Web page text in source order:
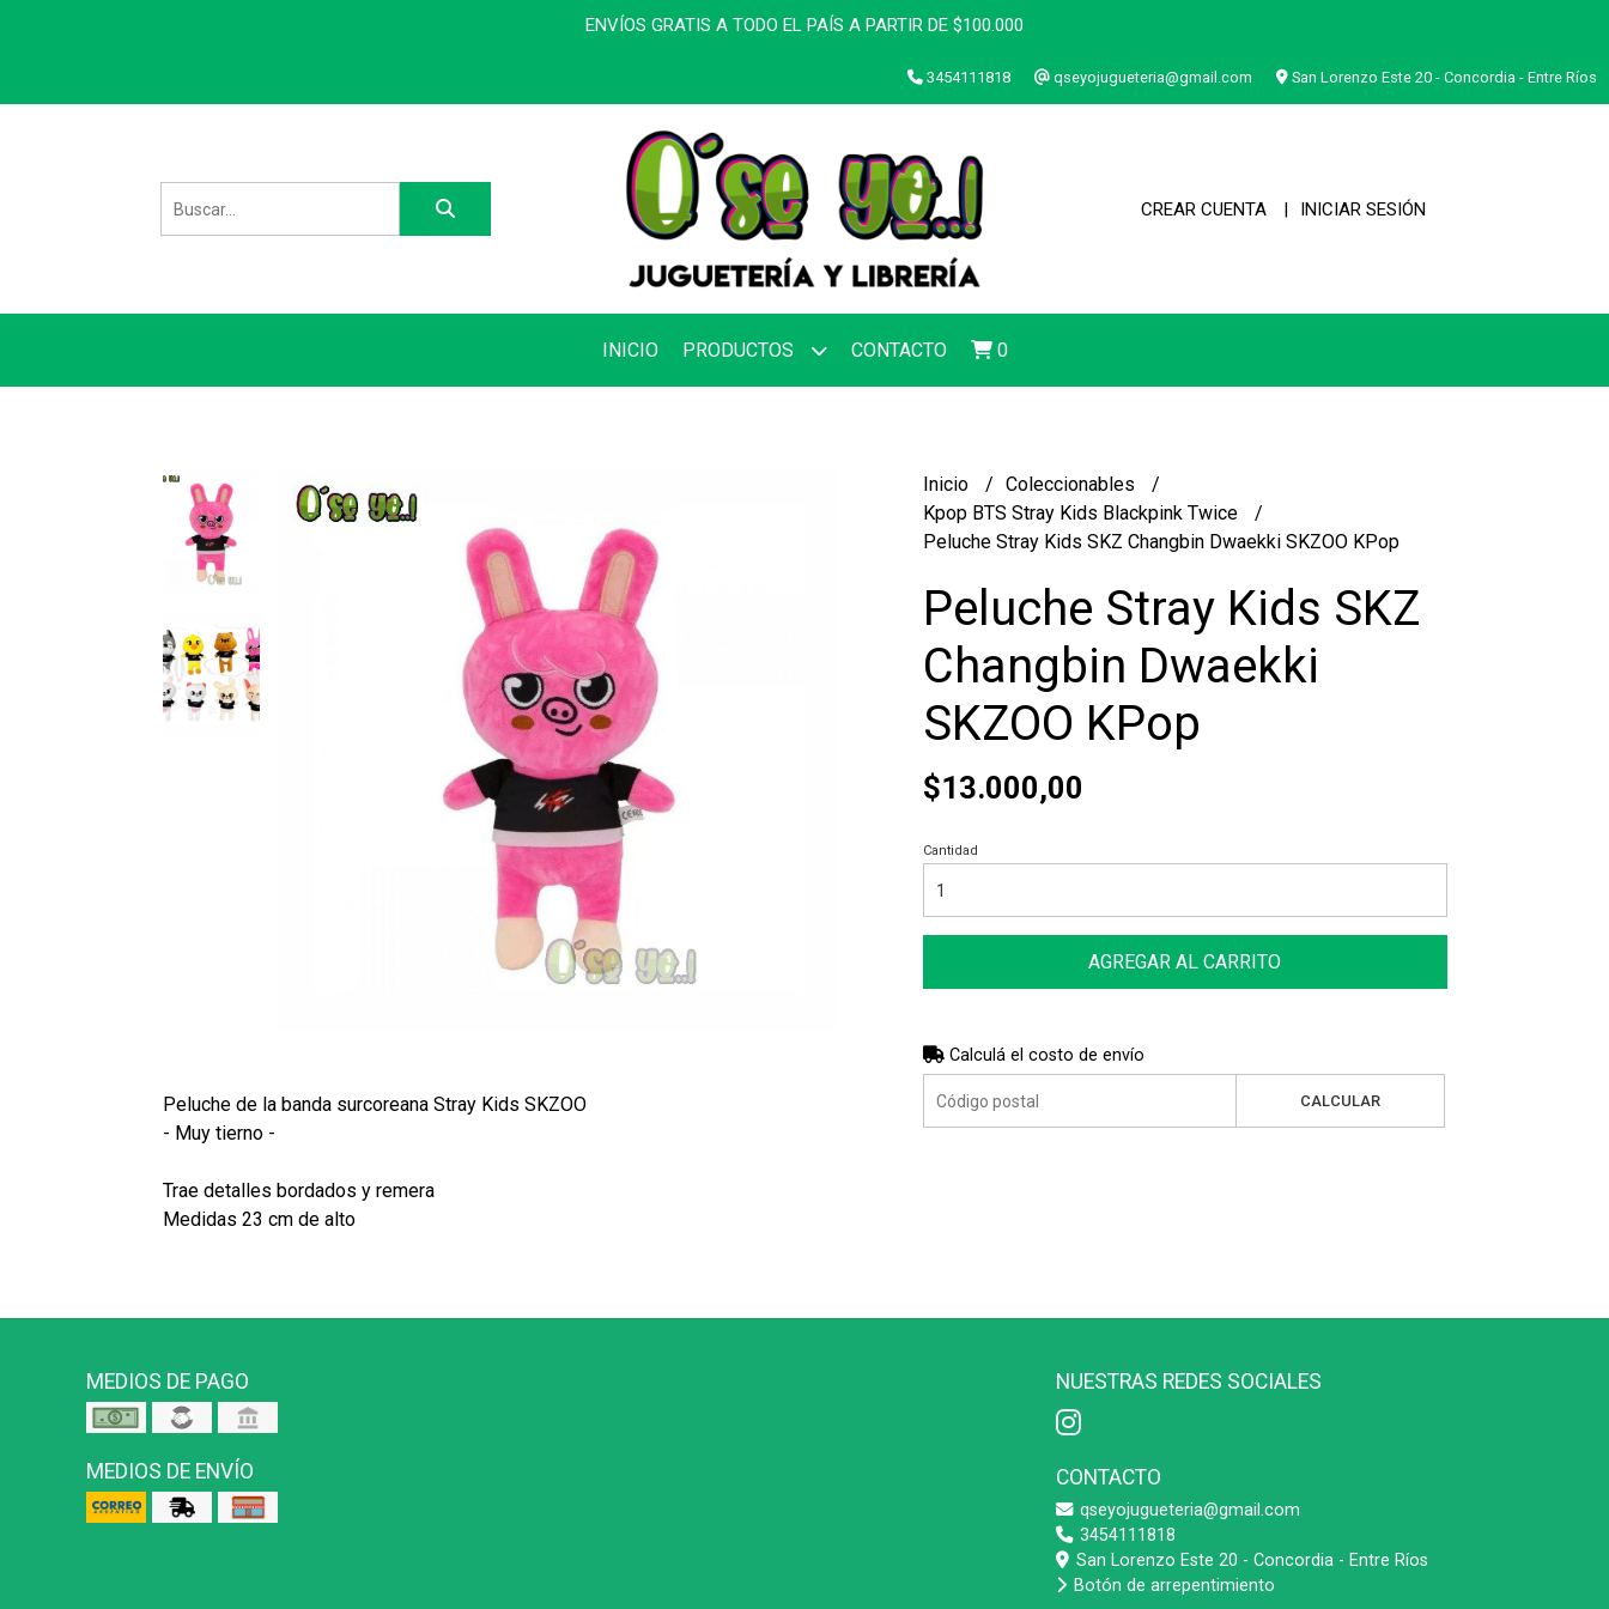
ENVÍOS GRATIS A TODO EL PAÍS A PARTIR DE $100.000
3454111818 qseyojugueteria@gmail.com San Lorenzo Este 20 - Concordia - Entre Ríos
CREAR CUENTA INICIAR SESIÓN
INICIO PRODUCTOS CONTACTO 0
Peluche de la banda surcoreana Stray Kids SKZOO
- Muy tierno -
Trae detalles bordados y remera
Medidas 23 cm de alto
Inicio
Coleccionables
Kpop BTS Stray Kids Blackpink Twice
Peluche Stray Kids SKZ Changbin Dwaekki SKZOO KPop
Peluche Stray Kids SKZ
Changbin Dwaekki
SKZOO KPop
$13.000,00
Cantidad
AGREGAR AL CARRITO
Calculá el costo de envío
CALCULAR
MEDIOS DE PAGO
MEDIOS DE ENVÍO
NUESTRAS REDES SOCIALES
CONTACTO
qseyojugueteria@gmail.com
3454111818
San Lorenzo Este 20 - Concordia - Entre Ríos
Botón de arrepentimiento